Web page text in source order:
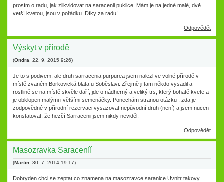
prosím o radu, jak zlikvidovat na saracenii puklice. Mám je na jedné malé, dvě
vetší kvetou, jsou v pořádku. Díky za radu!
Odpovědět
Výskyt v přírodě
(Ondra 22. 9. 2015 9:26)
Je to s podivem, ale druh sarracenia purpurea jsem nalezl ve volné přírodě v
místě zvaném Borkovická blata u Soběslavi. Zřejmě ji tam někdo vysadil a
rostlině se na místě skvěle daří, jde o nádherný a veliký trs, který bohatě kvete a
je obklopen malými i většími semenáčky. Ponechám stranou otázku , zda je
zodpovědné v přírodní rezervaci vysazovat nepůvodní druh (není) a jsem nucen
konstatovat, že hezčí Sarracenii jsem nikdy neviděl.
Odpovědět
Masozravka Saraceníí
(Martin 30. 7. 2014 19:17)
Dobryden chci se zeptat co znamena na masozravce saranice.Uvnitr takovy